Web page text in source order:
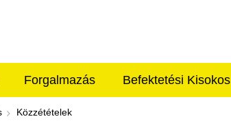
Forgalmazás Befektetési Kisokos
ALAPKEZELŐ
Közzétételek